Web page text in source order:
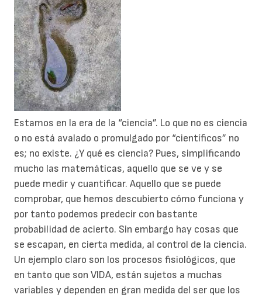
Estamos en la era de la “ciencia”. Lo que no es ciencia
o no está avalado o promulgado por “científicos” no
es; no existe. ¿Y qué es ciencia? Pues, simplificando
mucho las matemáticas, aquello que se ve y se
puede medir y cuantificar. Aquello que se puede
comprobar, que hemos descubierto cómo funciona y
por tanto podemos predecir con bastante
probabilidad de acierto. Sin embargo hay cosas que
se escapan, en cierta medida, al control de la ciencia.
Un ejemplo claro son los procesos fisiológicos, que
en tanto que son VIDA, están sujetos a muchas
variables y dependen en gran medida del ser que los